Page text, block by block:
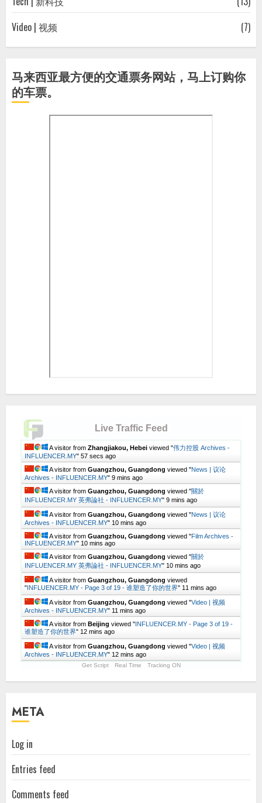
Video | 视频
(7)
马来西亚最方便的交通票务网站，马上订购你
的车票。
Live Traffic Feed
A visitor from Zhangjiakou, Hebei viewed "伟力控股 Archives -
INFLUENCER.MY" 58 secs ago
A visitor from Guangzhou, Guangdong viewed "News | 议论
Archives - INFLUENCER.MY" 9 mins ago
A visitor from Guangzhou, Guangdong viewed "關於
INFLUENCER.MY 英弗論社 - INFLUENCER.MY" 9 mins ago
A visitor from Guangzhou, Guangdong viewed "News | 议论
Archives - INFLUENCER.MY" 10 mins ago
A visitor from Guangzhou, Guangdong viewed "Film Archives -
INFLUENCER.MY" 10 mins ago
A visitor from Guangzhou, Guangdong viewed "關於
INFLUENCER.MY 英弗論社 - INFLUENCER.MY" 10 mins ago
A visitor from Guangzhou, Guangdong viewed
"INFLUENCER.MY - Page 3 of 19 - 谁塑造了你的世界" 11 mins ago
A visitor from Guangzhou, Guangdong viewed "Video | 视频
Archives - INFLUENCER.MY" 11 mins ago
A visitor from Beijing viewed "INFLUENCER.MY - Page 3 of 19 -
谁塑造了你的世界" 12 mins ago
A visitor from Guangzhou, Guangdong viewed "Video | 视频
Archives - INFLUENCER.MY" 12 mins ago
Get Script Real Time Tracking ON
META
Log in
Entries feed
Comments feed